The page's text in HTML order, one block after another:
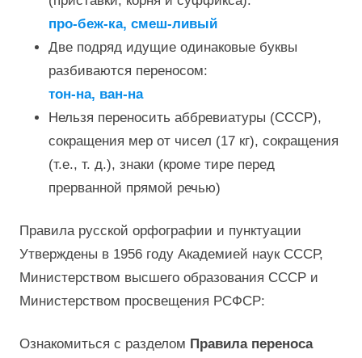
про-беж-ка, смеш-ливый
Две подряд идущие одинаковые буквы
разбиваются переносом:
тон-на, ван-на
Нельзя переносить аббревиатуры (СССР),
сокращения мер от чисел (17 кг), сокращения
(т.е., т. д.), знаки (кроме тире перед
прерванной прямой речью)
Правила русской орфографии и пунктуации
Утверждены в 1956 году Академией наук СССР,
Министерством высшего образования СССР и
Министерством просвещения РСФСР:
Ознакомиться с разделом Правила переноса